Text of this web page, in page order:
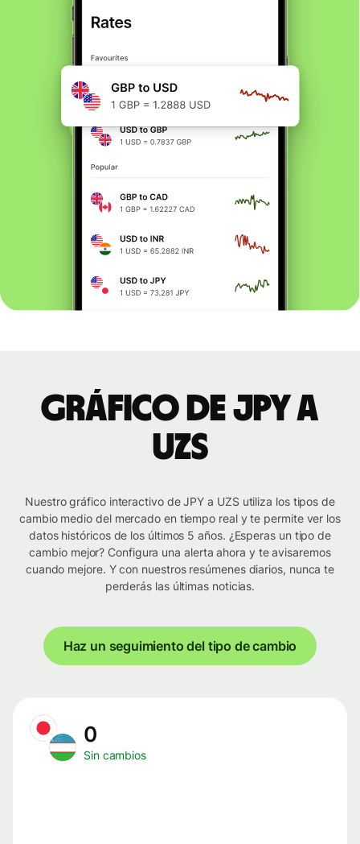
Gráfico de JPY a
UZS
Nuestro gráfico interactivo de JPY a UZS utiliza los tipos de
cambio medio del mercado en tiempo real y te permite ver los
datos históricos de los últimos 5 años. ¿Esperas un tipo de
cambio mejor? Configura una alerta ahora y te avisaremos
cuando mejore. Y con nuestros resúmenes diarios, nunca te
perderás las últimas noticias.
Haz un seguimiento del tipo de cambio
0
Sin cambios